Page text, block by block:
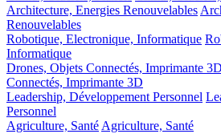
Architecture, Energies Renouvelables
Renouvelables
Robotique, Electronique, Informatique
Informatique
Drones, Objets Connectés, Imprimante 3D
Connectés, Imprimante 3D
Leadership, Développement Personnel
Personnel
Agriculture, SantéAgriculture, Santé